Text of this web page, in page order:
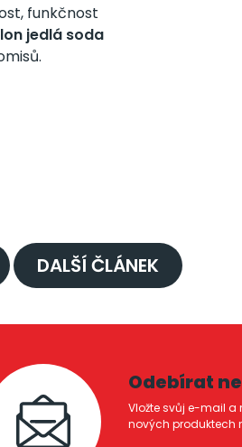
funkčnost
jedlá soda
DALŠÍ ČLÁNEK
Odebírat
Vložte svůj e-mail
nových produktech